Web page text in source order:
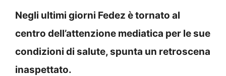
Negli ultimi giorni Fedez è tornato al
centro dell’attenzione mediatica per le sue
condizioni di salute, spunta un retroscena
inaspettato.